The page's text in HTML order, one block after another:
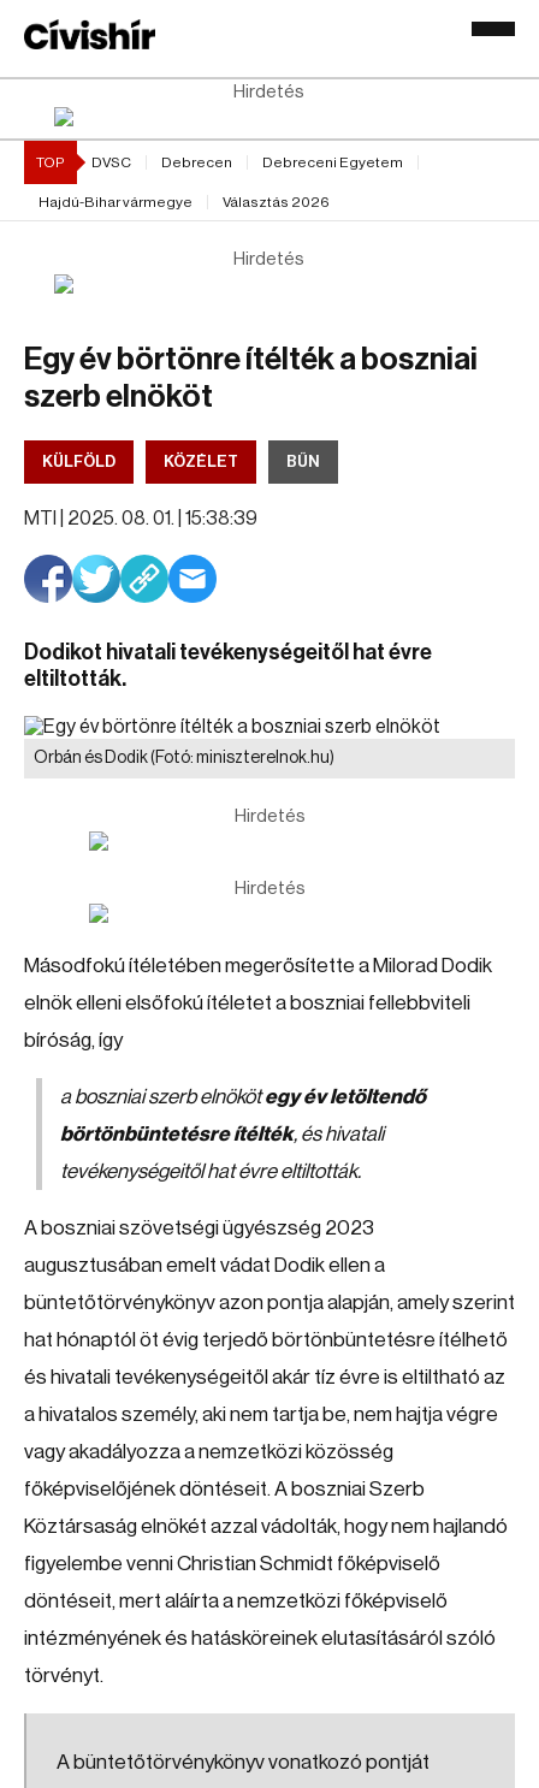
Hirdetés
TOP DVSC Debrecen Debreceni Egyetem
Hajdú-Bihar vármegye Választás 2026
Hirdetés
Egy év börtönre ítélték a boszniai
szerb elnököt
KÜLFÖLD KÖZÉLET BŰN
MTI | 2025. 08. 01. | 15:38:39
Dodikot hivatali tevékenységeitől hat évre
eltiltották.
Orbán és Dodik(Fotó: miniszterelnok.hu)
Hirdetés
Hirdetés
Másodfokú ítéletében megerősítette a Milorad Dodik
elnök elleni elsőfokú ítéletet a boszniai fellebbviteli
bíróság, így
a boszniai szerb elnökötegy év letöltendő
börtönbüntetésre ítélték, és hivatali
tevékenységeitől hat évre eltiltották.
A boszniai szövetségi ügyészség 2023
augusztusában emelt vádat Dodik ellen a
büntetőtörvénykönyv azon pontja alapján, amely szerint
hat hónaptól öt évig terjedő börtönbüntetésre ítélhető
és hivatali tevékenységeitől akár tíz évre is eltiltható az
a hivatalos személy, aki nem tartja be, nem hajtja végre
vagy akadályozza a nemzetközi közösség
főképviselőjének döntéseit. A boszniai Szerb
Köztársaság elnökét azzal vádolták, hogy nem hajlandó
figyelembe venni Christian Schmidt főképviselő
döntéseit, mert aláírta a nemzetközi főképviselő
intézményének és hatásköreinek elutasításáról szóló
törvényt.
A büntetőtörvénykönyv vonatkozó pontját